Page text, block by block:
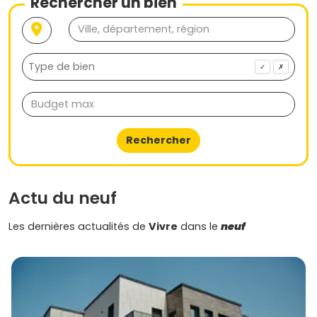
✓ ✗
Rechercher
Actu du neuf
Les dernières actualités de Vivre dans le neuf